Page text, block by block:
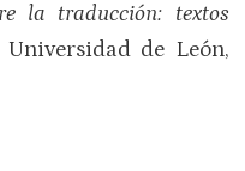
la traducción: textos
Universidad de León,